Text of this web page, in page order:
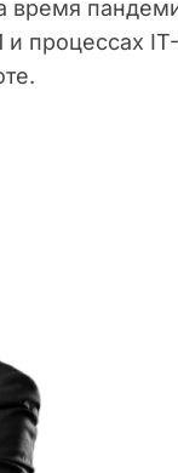
время
процессах